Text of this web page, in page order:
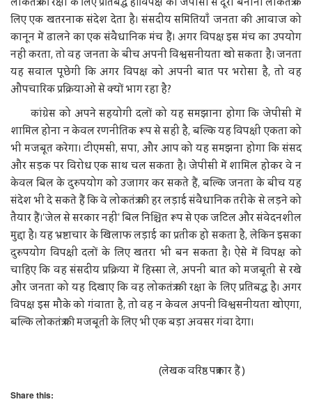
लिए एक खतरनाक संदेश देता है। संसदीय समितियाँ जनता की आवाज को
कानून में ढालने का एक संवैधानिक मंच हैं। अगर विपक्ष इस मंच का उपयोग
नहीं करता, तो वह जनता के बीच अपनी विश्वसनीयता खो सकता है। जनता
यह सवाल पूछेगी कि अगर विपक्ष को अपनी बात पर भरोसा है, तो वह
औपचारिक प्रक्रियाओं से क्यों भाग रहा है?
कांग्रेस को अपने सहयोगी दलों को यह समझाना होगा कि जेपीसी में
शामिल होना न केवल रणनीतिक रूप से सही है, बल्कि यह विपक्षी एकता को
भी मजबूत करेगा। टीएमसी, सपा, और आप को यह समझना होगा कि संसद
और सड़क पर विरोध एक साथ चल सकता है। जेपीसी में शामिल होकर वे न
केवल बिल के दुरुपयोग को उजागर कर सकते हैं, बल्कि जनता के बीच यह
संदेश भी दे सकते हैं कि वे लोकतंत्र की हर लड़ाई संवैधानिक तरीके से लड़ने को
तैयार हैं।'जेल से सरकार नहीं' बिल निश्चित रूप से एक जटिल और संवेदनशील
मुद्दा है। यह भ्रष्टाचार के खिलाफ लड़ाई का प्रतीक हो सकता है, लेकिन इसका
दुरुपयोग विपक्षी दलों के लिए खतरा भी बन सकता है। ऐसे में विपक्ष को
चाहिए कि वह संसदीय प्रक्रिया में हिस्सा ले, अपनी बात को मजबूती से रखे
और जनता को यह दिखाए कि वह लोकतंत्र की रक्षा के लिए प्रतिबद्ध है। अगर
विपक्ष इस मौके को गंवाता है, तो वह न केवल अपनी विश्वसनीयता खोएगा,
बल्कि लोकतंत्र की मजबूती के लिए भी एक बड़ा अवसर गंवा देगा।
(लेखक वरिष्ठ पत्रकार हैं )
Share this: